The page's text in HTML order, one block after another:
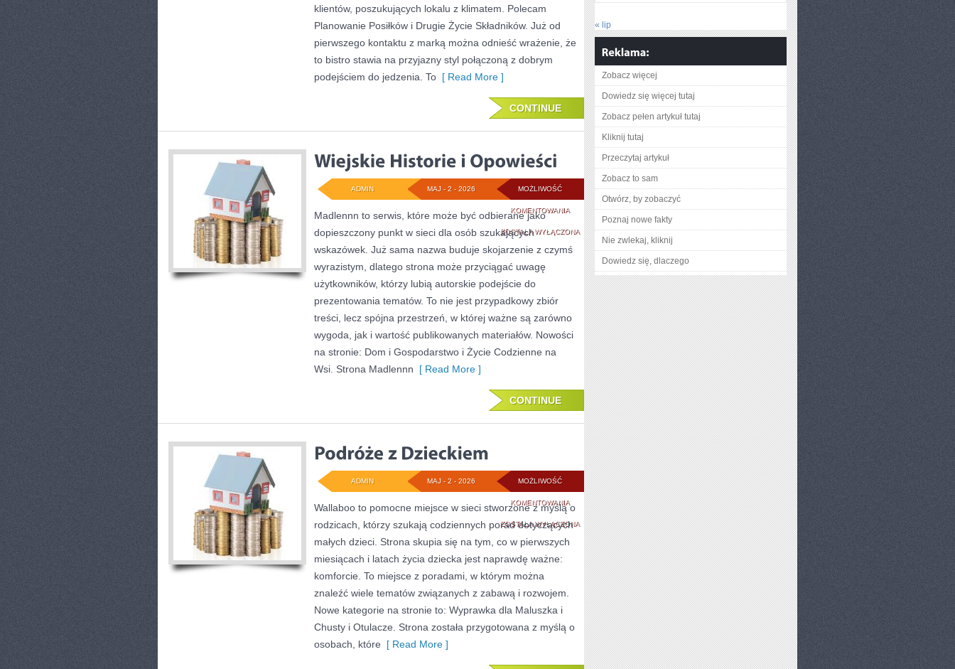
klientów, poszukujących lokalu z klimatem. Polecam
Planowanie Posiłków i Drugie Życie Składników. Już od
pierwszego kontaktu z marką można odnieść wrażenie, że
to bistro stawia na przyjazny styl połączoną z dobrym
podejściem do jedzenia. To [ Read More ]
CONTINUE
MOŻLIWOŚĆ
KOMENTOWANIAWIEJSKIE
HISTORIE
I
OPOWIEŚCI
ZOSTAŁA WYŁĄCZONA
MAJ - 2 - 2026
ADMIN
Madlennn to serwis, które może być odbierane jako
dopieszczony punkt w sieci dla osób szukających
wskazówek. Już sama nazwa buduje skojarzenie z czymś
wyrazistym, dlatego strona może przyciągać uwagę
użytkowników, którzy lubią autorskie podejście do
prezentowania tematów. To nie jest przypadkowy zbiór
treści, lecz spójna przestrzeń, w której ważne są zarówno
wygoda, jak i wartość publikowanych materiałów. Nowości
na stronie: Dom i Gospodarstwo i Życie Codzienne na
Wsi. Strona Madlennn [ Read More ]
CONTINUE
MOŻLIWOŚĆ
KOMENTOWANIAPODRÓŻE
Z
DZIECKIEM
ZOSTAŁA WYŁĄCZONA
MAJ - 2 - 2026
ADMIN
Wallaboo to pomocne miejsce w sieci stworzone z myślą o
rodzicach, którzy szukają codziennych porad dotyczących
małych dzieci. Strona skupia się na tym, co w pierwszych
miesiącach i latach życia dziecka jest naprawdę ważne:
komforcie. To miejsce z poradami, w którym można
znaleźć wiele tematów związanych z zabawą i rozwojem.
Nowe kategorie na stronie to: Wyprawka dla Maluszka i
Chusty i Otulacze. Strona została przygotowana z myślą o
osobach, które [ Read More ]
« lip
Zobacz więcej
Dowiedz się więcej tutaj
Zobacz pełen artykuł tutaj
Kliknij tutaj
Przeczytaj artykuł
Zobacz to sam
Otwórz, by zobaczyć
Poznaj nowe fakty
Nie zwlekaj, kliknij
Dowiedz się, dlaczego